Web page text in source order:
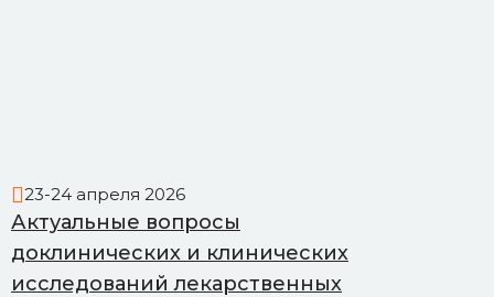
23-24 апреля 2026
Актуальные вопросы
доклинических и клинических
исследований лекарственных